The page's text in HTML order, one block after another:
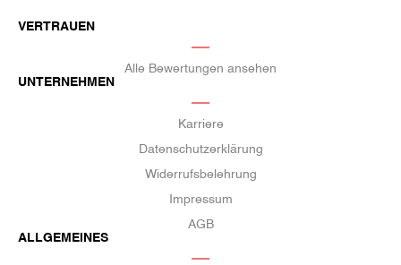
VERTRAUEN
Alle Bewertungen ansehen
UNTERNEHMEN
Karriere
Datenschutzerklärung
Widerrufsbelehrung
Impressum
AGB
ALLGEMEINES